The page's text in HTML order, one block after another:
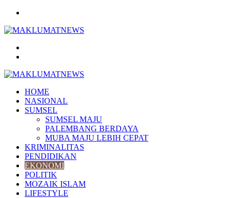
HOME
NASIONAL
SUMSEL
SUMSEL MAJU
PALEMBANG BERDAYA
MUBA MAJU LEBIH CEPAT
KRIMINALITAS
PENDIDIKAN
EKONOMI
POLITIK
MOZAIK ISLAM
LIFESTYLE